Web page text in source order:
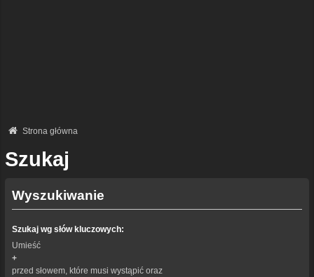
Strona główna
Szukaj
Wyszukiwanie
Szukaj wg słów kluczowych:
Umieść
+
przed słowem, które musi wystąpić oraz